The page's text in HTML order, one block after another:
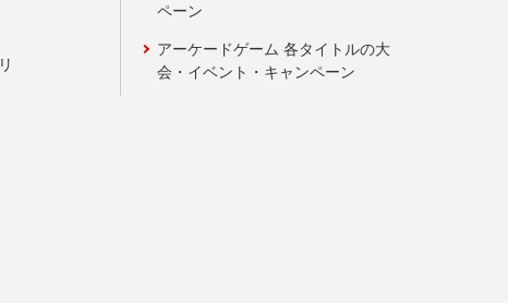
ペーン
アーケードゲーム 各タイトルの大
会・イベント・キャンペーン